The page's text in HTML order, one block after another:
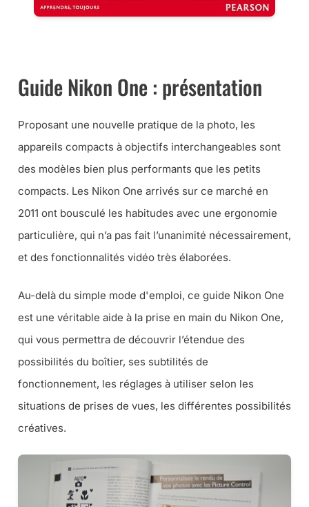
Guide Nikon One : présentation
Proposant une nouvelle pratique de la photo, les
appareils compacts à objectifs interchangeables sont
des modèles bien plus performants que les petits
compacts. Les Nikon One arrivés sur ce marché en
2011 ont bousculé les habitudes avec une ergonomie
particulière, qui n’a pas fait l’unanimité nécessairement,
et des fonctionnalités vidéo très élaborées.
Au-delà du simple mode d'emploi, ce guide Nikon One
est une véritable aide à la prise en main du Nikon One,
qui vous permettra de découvrir l’étendue des
possibilités du boîtier, ses subtilités de
fonctionnement, les réglages à utiliser selon les
situations de prises de vues, les différentes possibilités
créatives.